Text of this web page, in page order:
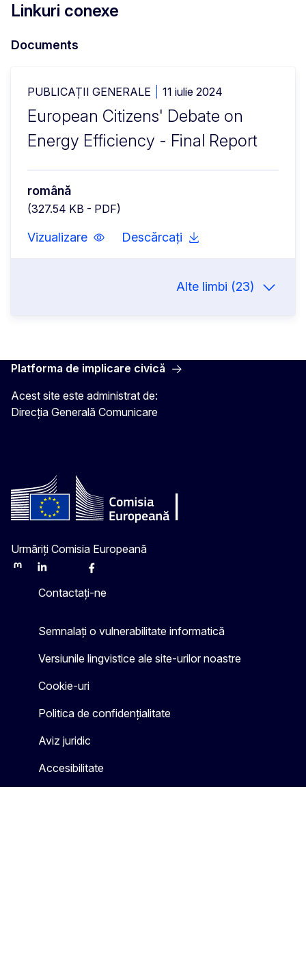
Linkuri conexe
Documents
PUBLICAȚII GENERALE 11 iulie 2024
European Citizens' Debate on
Energy Efficiency - Final Report
română
(327.54 KB - PDF)
Vizualizare Descărcați
Alte limbi (23)
Platforma de implicare civică
Acest site este administrat de:
Direcția Generală Comunicare
Urmăriți Comisia Europeană
MastodonLinkedInBlueskyFacebook
Contactați-ne
Semnalați o vulnerabilitate informatică
Versiunile lingvistice ale site-urilor noastre
Cookie-uri
Politica de confidențialitate
Aviz juridic
Accesibilitate